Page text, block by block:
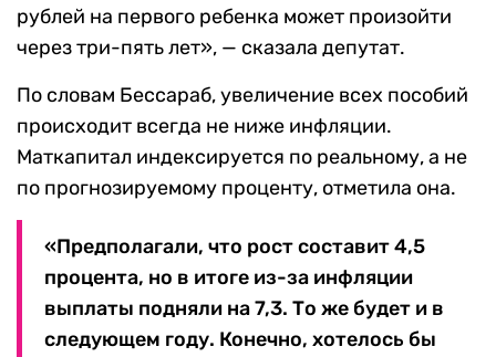
рублей на первого ребенка может произойти
через три-пять лет», — сказала депутат.
По словам Бессараб, увеличение всех пособий
происходит всегда не ниже инфляции.
Маткапитал индексируется по реальному, а не
по прогнозируемому проценту, отметила она.
«Предполагали, что рост составит 4,5
процента, но в итоге из-за инфляции
выплаты подняли на 7,3. То же будет и в
следующем году. Конечно, хотелось бы